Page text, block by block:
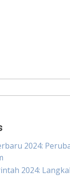
2024:
2024: